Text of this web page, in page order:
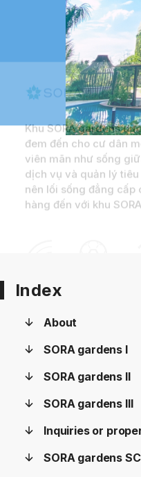
Khu SORA gardens
đem đến cho cư dân
viên mãn như sống
dịch vụ và quản lý
nên lối sống đẳng cấp
hàng đến với khu
Index
About
SORA gardens I
SORA gardens II
SORA gardens III
Inquiries or
SORA gardens SC